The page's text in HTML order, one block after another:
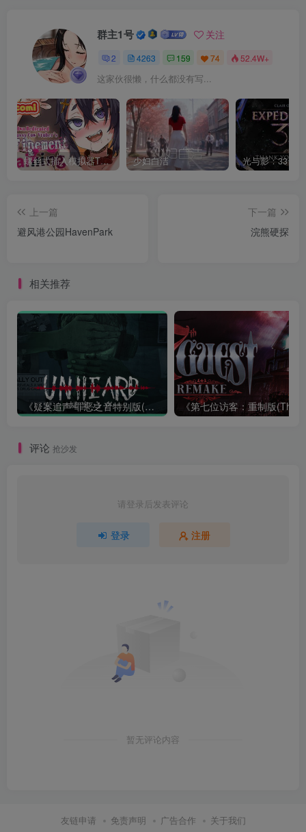
群主1号 关注
2 4263 159 74 52.4W+
这家伙很懒，什么都没有写...
螺丝式插入模拟器TMA02 少妇白洁
上一篇
避风港公园HavenPark
下一篇
浣熊硬探
相关推荐
《疑案追声 罪恶之音特别版(Unheard: Voices of Crime Edition)》|BUILD 11111643+全DLC|中文
评论 抢沙发
请登录后发表评论
登录 注册
暂无评论内容
友链申请 免责声明 广告合作 关于我们